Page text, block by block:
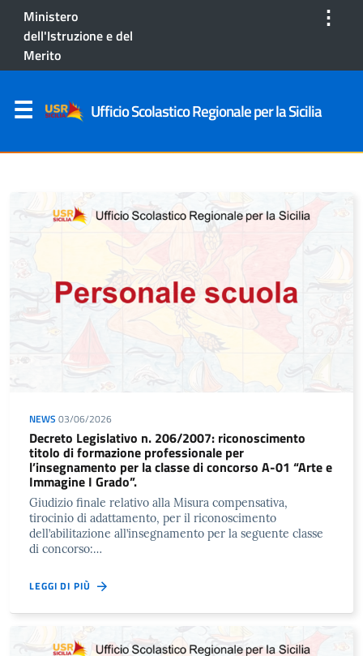
Ministero
dell'Istruzione e del
Merito
⋮
Ufficio Scolastico Regionale per la Sicilia
NEWS 03/06/2026
Decreto Legislativo n. 206/2007: riconoscimento
titolo di formazione professionale per
l’insegnamento per la classe di concorso A-01 “Arte e
Immagine I Grado”.
Giudizio finale relativo alla Misura compensativa,
tirocinio di adattamento, per il riconoscimento
dell’abilitazione all’insegnamento per la seguente classe
di concorso:…
LEGGI DI PIÙ